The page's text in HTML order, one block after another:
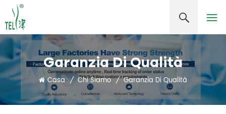
Garanzia Di Qualità
Casa / Chi Siamo / Garanzia Di Qualità